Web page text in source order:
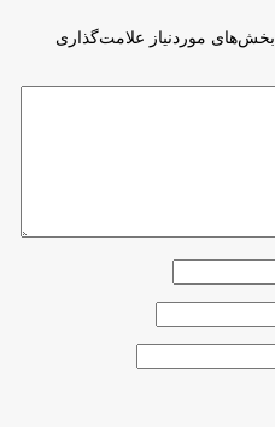
بخش‌های موردنیاز علامت‌گذاری